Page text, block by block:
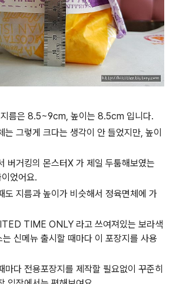
지름은 8.5~9cm, 높이는 8.5cm 입니다.
는 그렇게 크다는 생각이 안 들었지만, 높이
버거킹의 몬스터X 가 제일 두툼해보였는
었어요.
도 지름과 높이가 비슷해서 정육면체에 가
TIME ONLY 라고 쓰여져있는 보라색
신메뉴 출시할 때마다 이 포장지를 사용
마다 전용포장지를 제작할 필요없이 꾸준히